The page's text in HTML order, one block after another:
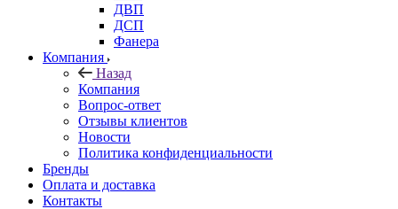
ДВП
ДСП
Фанера
Компания
Назад
Компания
Вопрос-ответ
Отзывы клиентов
Новости
Политика конфиденциальности
Бренды
Оплата и доставка
Контакты